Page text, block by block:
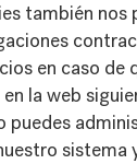
también nos
en caso de
la web
puedes
sistema